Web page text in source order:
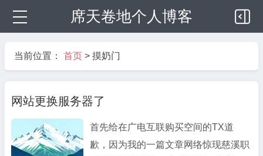
席天卷地个人博客
当前位置： 首页 > 摸奶门
网站更换服务器了
首先给在广电互联购买空间的TX道
歉，因为我的一篇文章网络惊现慈溪职